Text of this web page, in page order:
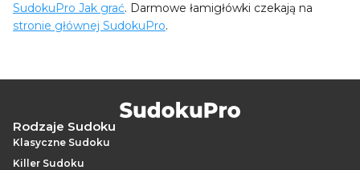
SudokuPro Jak grać. Darmowe łamigłówki czekają na
stronie głównej SudokuPro.
Rodzaje Sudoku
Klasyczne Sudoku
Killer Sudoku